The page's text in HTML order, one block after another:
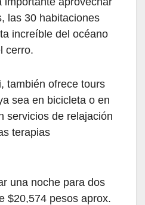
las 30 habitaciones
increíble del océano
cerro.
también ofrece tours
sea en bicicleta o en
servicios de relajación
terapias
una noche para dos
$20,574 pesos aprox.